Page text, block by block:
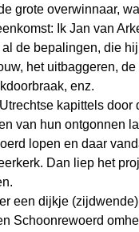
grote overwinnaar,
Ik Jan van
de bepalingen, die
het uitbaggeren, de
enz.
kapittels door
van hun ontgonnen
lopen en daar
Dan liep het
een dijkje
Schoonrewoerd